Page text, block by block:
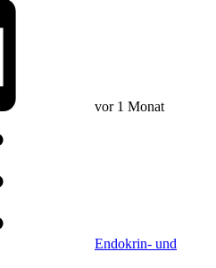
vor 1 Monat
Endokrin- und